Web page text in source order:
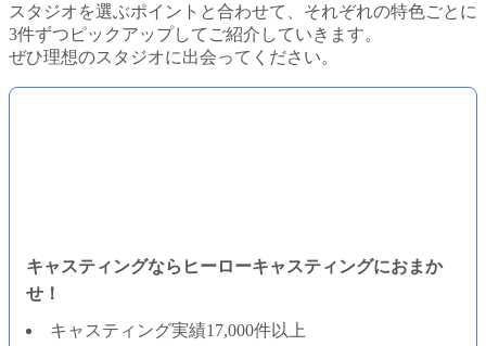
スタジオを選ぶポイントと合わせて、それぞれの特色ごとに
3件ずつピックアップしてご紹介していきます。
ぜひ理想のスタジオに出会ってください。
キャスティングならヒーローキャスティングにおまか
せ！
キャスティング実績17,000件以上